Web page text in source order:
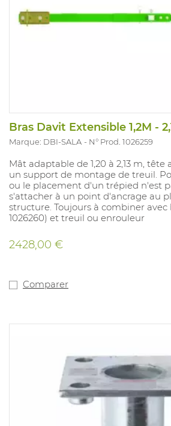
Bras Davit Extensible 1,2M -
Marque: DBI-SALA N° Prod. 1026259
Mât adaptable de 1,20 à 2,13 m,
un support de montage de treuil.
ou le placement d'un trépied n'est
s'attacher à un point d'ancrage au
structure. Toujours à combiner avec
1026260) et treuil ou enrouleur
2428,00 €
Comparer